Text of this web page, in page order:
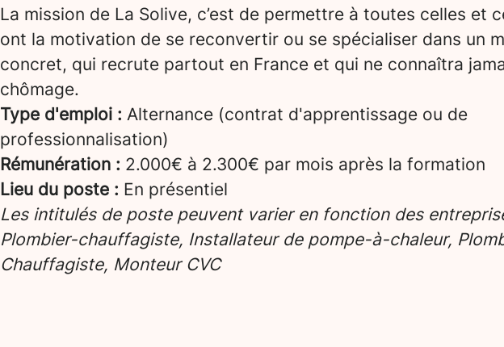
La mission de La Solive, c’est de permettre à toutes celles et
ont la motivation de se reconvertir ou se spécialiser dans un
concret, qui recrute partout en France et qui ne connaîtra
chômage.
Type d'emploi : Alternance (contrat d'apprentissage ou de
professionnalisation)
Rémunération : 2.000€ à 2.300€ par mois après la formation
Lieu du poste : En présentiel
Les intitulés de poste peuvent varier en fonction des
Plombier-chauffagiste, Installateur de pompe-à-chaleur,
Chauffagiste, Monteur CVC